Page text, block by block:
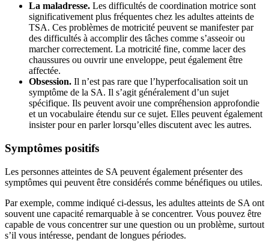
La maladresse. Les difficultés de coordination motrice sont
significativement plus fréquentes chez les adultes atteints de
TSA. Ces problèmes de motricité peuvent se manifester par
des difficultés à accomplir des tâches comme s’asseoir ou
marcher correctement. La motricité fine, comme lacer des
chaussures ou ouvrir une enveloppe, peut également être
affectée.
Obsession. Il n’est pas rare que l’hyperfocalisation soit un
symptôme de la SA. Il s’agit généralement d’un sujet
spécifique. Ils peuvent avoir une compréhension approfondie
et un vocabulaire étendu sur ce sujet. Elles peuvent également
insister pour en parler lorsqu’elles discutent avec les autres.
Symptômes positifs
Les personnes atteintes de SA peuvent également présenter des
symptômes qui peuvent être considérés comme bénéfiques ou utiles.
Par exemple, comme indiqué ci-dessus, les adultes atteints de SA ont
souvent une capacité remarquable à se concentrer. Vous pouvez être
capable de vous concentrer sur une question ou un problème, surtout
s’il vous intéresse, pendant de longues périodes.